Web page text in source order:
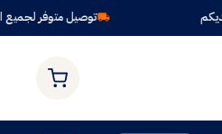
توصيل متوفر لجميع